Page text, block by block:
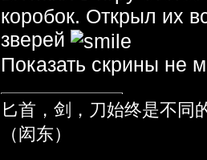
коробок. Открыл их
зверей
Показать скрины не
匕首，剑，刀始终是不同
（闳东）